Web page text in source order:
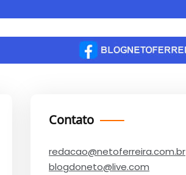
Contato
redacao@netoferreira.com.br
blogdoneto@live.com